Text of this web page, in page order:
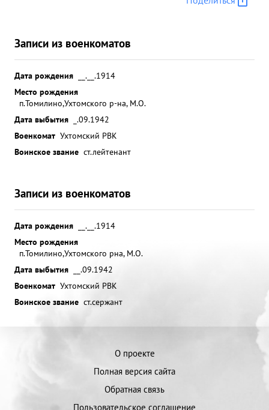
Записи из военкоматов
Дата рождения
__.__.1914
Место рождения
п.Томилино,Ухтомского р-на, М.О.
Дата выбытия
_.09.1942
Военкомат Ухтомский РВК
Воинское звание ст.лейтенант
Записи из военкоматов
Дата рождения
__.__.1914
Место рождения
п.Томилино,Ухтомского рна, М.О.
Дата выбытия
__.09.1942
Военкомат Ухтомский РВК
Воинское звание ст.сержант
О проекте
Полная версия сайта
Обратная связь
Пользовательское соглашение